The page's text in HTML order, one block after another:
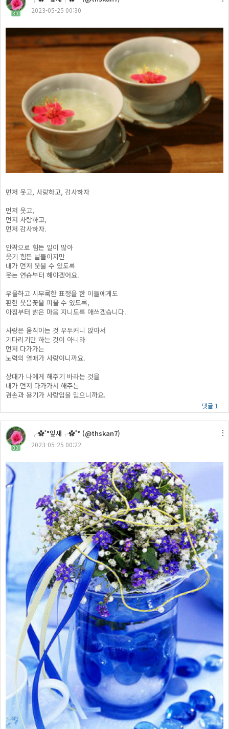
30 2023-05-25 00:30
먼저 웃고, 사랑하고, 감사하자
먼저 웃고,
먼저 사랑하고,
먼저 감사하자.
안팎으로 힘든 일이 많아
웃기 힘든 날들이지만
내가 먼저 웃을 수 있도록
웃는 연습부터 해야겠어요.
우울하고 시무룩한 표정을 한 이들에게도
환한 웃음꽃을 피울 수 있도록,
아침부터 밝은 마음 지니도록 애쓰겠습니다.
사랑은 움직이는 것 우두커니 앉아서
기다리기만 하는 것이 아니라
먼저 다가가는
노력의 열매가 사랑이니까요.
상대가 나에게 해주기 바라는 것을
내가 먼저 다가가서 해주는
겸손과 용기가 사랑임을 믿으니까요.
댓글 1
30
╭✿˚°잎새╭✿˚° (@thskan7)
2023-05-25 00:22